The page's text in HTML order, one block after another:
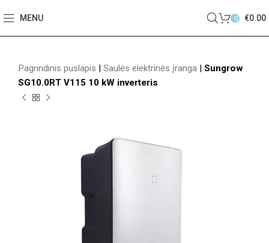
MENU 0 €0.00
Pagrindinis puslapis | Saulės elektrinės įranga | Sungrow
SG10.0RT V115 10 kW inverteris